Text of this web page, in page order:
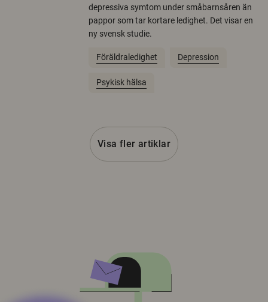
depressiva symtom under småbarnsåren än
pappor som tar kortare ledighet. Det visar en
ny svensk studie.
Föräldraledighet Depression
Psykisk hälsa
Visa fler artiklar